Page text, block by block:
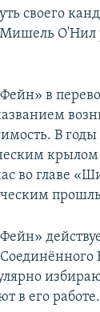
своего
Мишель О'Нил
в
В
во главе
в его